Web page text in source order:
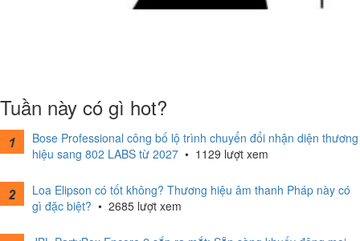
Tuần này có gì hot?
Bose Professional công bố lộ trình chuyển đổi nhận diện thương
hiệu sang 802 LABS từ 2027 • 1129 lượt xem
Loa Elipson có tốt không? Thương hiệu âm thanh Pháp này có
gì đặc biệt? • 2685 lượt xem